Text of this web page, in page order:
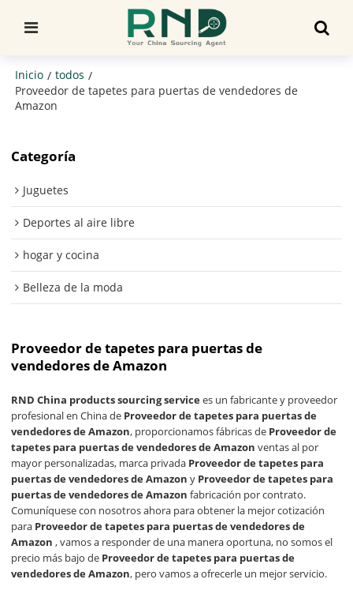
Inicio / todos /
Proveedor de tapetes para puertas de vendedores de
Amazon
Categoría
Juguetes
Deportes al aire libre
hogar y cocina
Belleza de la moda
Proveedor de tapetes para puertas de
vendedores de Amazon
RND China products sourcing servicees un fabricante y proveedor
profesional en China de Proveedor de tapetes para puertas de
vendedores de Amazon, proporcionamos fábricas de Proveedor de
tapetes para puertas de vendedores de Amazon ventas al por
mayor personalizadas, marca privada Proveedor de tapetes para
puertas de vendedores de Amazon y Proveedor de tapetes para
puertas de vendedores de Amazon fabricación por contrato.
Comuníquese con nosotros ahora para obtener la mejor cotización
para Proveedor de tapetes para puertas de vendedores de
Amazon , vamos a responder de una manera oportuna, no somos el
precio más bajo de Proveedor de tapetes para puertas de
vendedores de Amazon, pero vamos a ofrecerle un mejor servicio.